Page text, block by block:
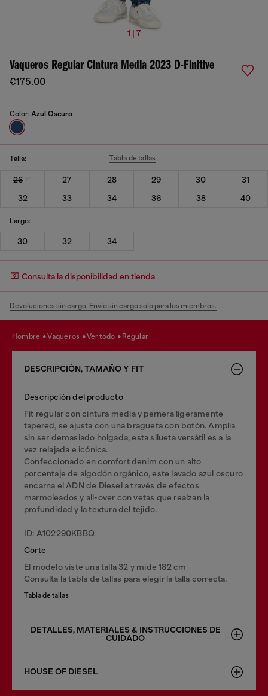
1 | 7
Vaqueros Regular Cintura Media 2023 D-Finitive
€175.00
Color: Azul Oscuro
Talla: Tabla de tallas
26 27 28 29 30
31
32
33 34 36 38 40
Largo:
30 32 34
Consulta la disponibilidad en tienda
Devoluciones sin cargo. Envío sin cargo solo para los miembros.
hombre vaqueros ver todo regular
DESCRIPCIÓN, TAMAÑO Y FIT
Descripción del producto
Fit regular con cintura media y pernera ligeramente
tapered, se ajusta con una bragueta con botón. Amplia
sin ser demasiado holgada, esta silueta versátil es a la
vez relajada e icónica.
Confeccionado en comfort denim con un alto
porcentaje de algodón orgánico, este lavado azul oscuro
encarna el ADN de Diesel a través de efectos
marmoleados y all-over con vetas que realzan la
profundidad y la textura del tejido.
ID: A102290KBBQ
Corte
El modelo viste una talla 32 y mide 182 cm
Consulta la tabla de tallas para elegir la talla correcta.
Tabla de tallas
DETALLES, MATERIALES & INSTRUCCIONES DE
CUIDADO
HOUSE OF DIESEL